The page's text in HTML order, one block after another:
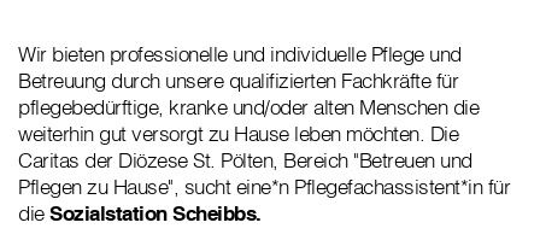
Wir bieten professionelle und individuelle Pflege und
Betreuung durch unsere qualifizierten Fachkräfte für
pflegebedürftige, kranke und/oder alten Menschen die
weiterhin gut versorgt zu Hause leben möchten. Die
Caritas der Diözese St. Pölten, Bereich "Betreuen und
Pflegen zu Hause", sucht eine*n Pflegefachassistent*in für
dieSozialstation Scheibbs.